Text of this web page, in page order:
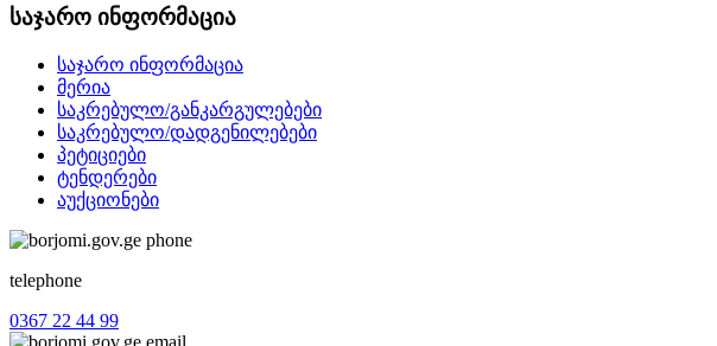
საჯარო ინფორმაცია
საჯარო ინფორმაცია
მერია
საკრებულო/განკარგულებები
საკრებულო/დადგენილებები
პეტიციები
ტენდერები
აუქციონები
telephone
0367 22 44 99